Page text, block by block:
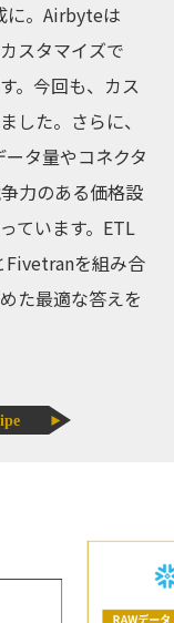
に。Airbyteは
スタマイズで
。今回も、カス
した。さらに、
タ量やコネクタ
力のある価格設
ています。ETL
Fivetranを組み合
た最適な答えを